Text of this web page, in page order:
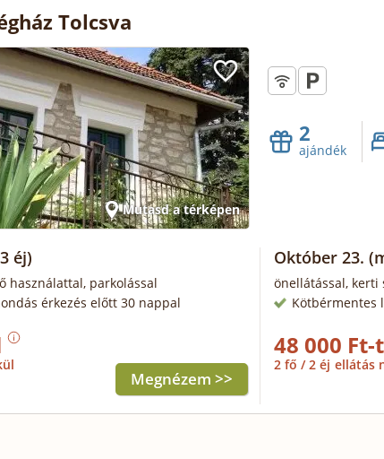
Tolcsva
Mutasd a térképen
2
ajándék
éj)
használattal, parkolással
érkezés előtt 30 nappal
Megnézem >>
Október 23.
önellátással, kerti
Kötbérmentes
48 000
2 fő / 2 éj ellátás